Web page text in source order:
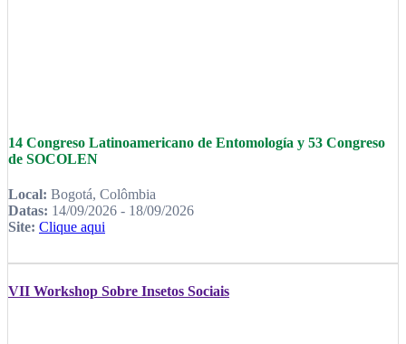
14 Congreso Latinoamericano de Entomología y 53 Congreso
de SOCOLEN
Local: Bogotá, Colômbia
Datas: 14/09/2026 - 18/09/2026
Site: Clique aqui
VII Workshop Sobre Insetos Sociais